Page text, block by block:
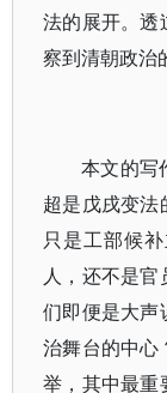
法的展开。透
察到清朝政治
本文的写
超是戊戌变
只是工部候
人，还不是
们即便是大声
治舞台的中心
举，其中最重